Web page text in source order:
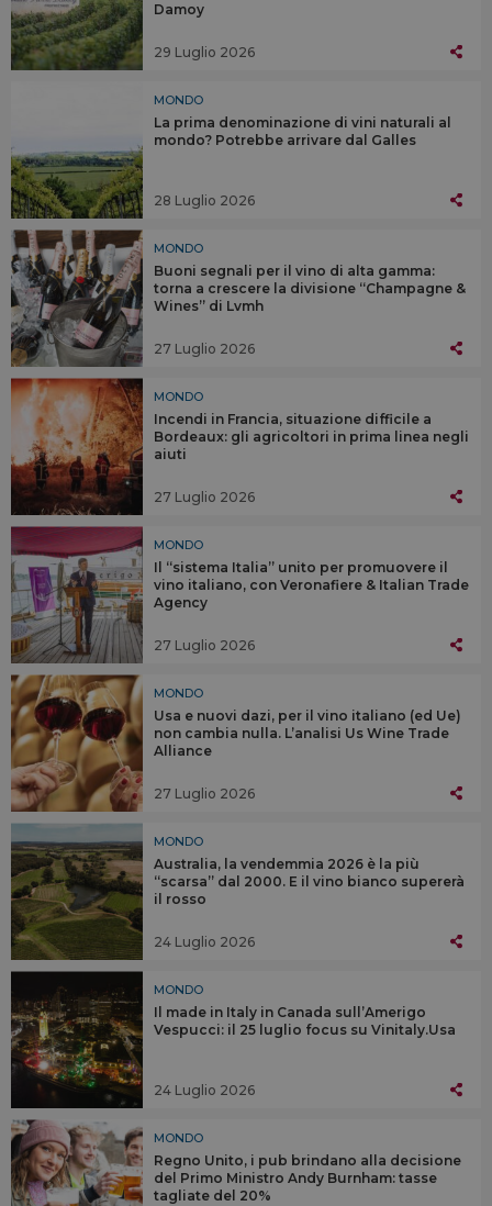
Damoy
29 Luglio 2026
MONDO
La prima denominazione di vini naturali al
mondo? Potrebbe arrivare dal Galles
28 Luglio 2026
MONDO
Buoni segnali per il vino di alta gamma:
torna a crescere la divisione “Champagne &
Wines” di Lvmh
27 Luglio 2026
MONDO
Incendi in Francia, situazione difficile a
Bordeaux: gli agricoltori in prima linea negli
aiuti
27 Luglio 2026
MONDO
Il “sistema Italia” unito per promuovere il
vino italiano, con Veronafiere & Italian Trade
Agency
27 Luglio 2026
MONDO
Usa e nuovi dazi, per il vino italiano (ed Ue)
non cambia nulla. L’analisi Us Wine Trade
Alliance
27 Luglio 2026
MONDO
Australia, la vendemmia 2026 è la più
“scarsa” dal 2000. E il vino bianco supererà
il rosso
24 Luglio 2026
MONDO
Il made in Italy in Canada sull’Amerigo
Vespucci: il 25 luglio focus su Vinitaly.Usa
24 Luglio 2026
MONDO
Regno Unito, i pub brindano alla decisione
del Primo Ministro Andy Burnham: tasse
tagliate del 20%